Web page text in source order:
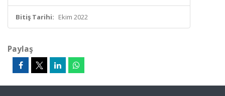
Bitiş Tarihi: Ekim 2022
Paylaş